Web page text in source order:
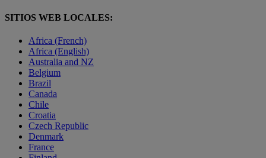
SITIOS WEB LOCALES:
Africa (French)
Africa (English)
Australia and NZ
Belgium
Brazil
Canada
Chile
Croatia
Czech Republic
Denmark
France